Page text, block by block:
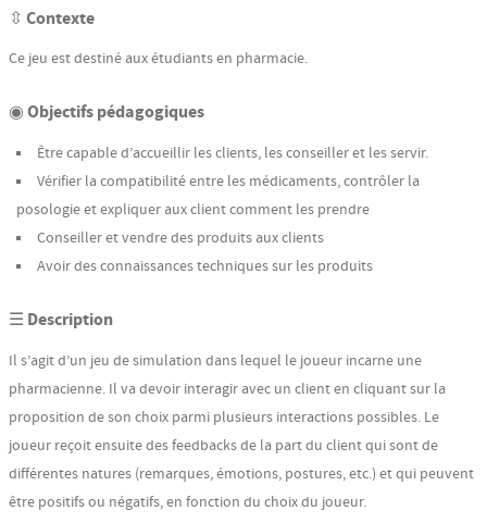
⇳ Contexte
Ce jeu est destiné aux étudiants en pharmacie.
◉ Objectifs pédagogiques
Être capable d’accueillir les clients, les conseiller et les servir.
Vérifier la compatibilité entre les médicaments, contrôler la
posologie et expliquer aux client comment les prendre
Conseiller et vendre des produits aux clients
Avoir des connaissances techniques sur les produits
☰ Description
Il s’agit d’un jeu de simulation dans lequel le joueur incarne une
pharmacienne. Il va devoir interagir avec un client en cliquant sur la
proposition de son choix parmi plusieurs interactions possibles. Le
joueur reçoit ensuite des feedbacks de la part du client qui sont de
différentes natures (remarques, émotions, postures, etc.) et qui peuvent
être positifs ou négatifs, en fonction du choix du joueur.